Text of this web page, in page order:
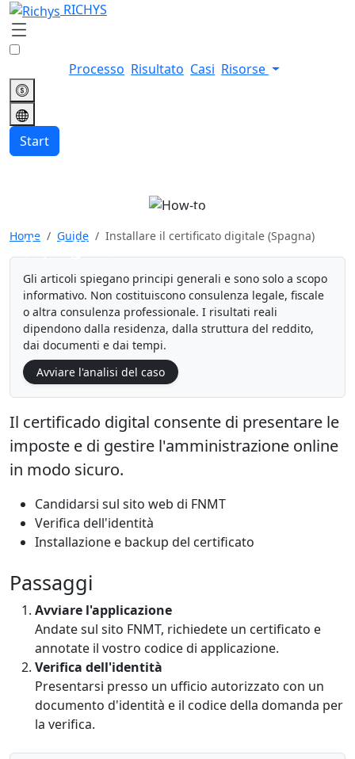
RICHYS
Processo Risultato Casi Risorse
Start
Installare il certificato digitale
(Spagna)
Home Guide Installare il certificato digitale (Spagna)
Gli articoli spiegano principi generali e sono solo a scopo
informativo. Non costituiscono consulenza legale, fiscale
o altra consulenza professionale. I risultati reali
dipendono dalla residenza, dalla struttura del reddito,
dai documenti e dai tempi.
Avviare l'analisi del caso
Il certificado digital consente di presentare le
imposte e di gestire l'amministrazione online
in modo sicuro.
Candidarsi sul sito web di FNMT
Verifica dell'identità
Installazione e backup del certificato
Passaggi
Avviare l'applicazione
Andate sul sito FNMT, richiedete un certificato e
annotate il vostro codice di applicazione.
Verifica dell'identità
Presentarsi presso un ufficio autorizzato con un
documento d'identità e il codice della domanda per
la verifica.